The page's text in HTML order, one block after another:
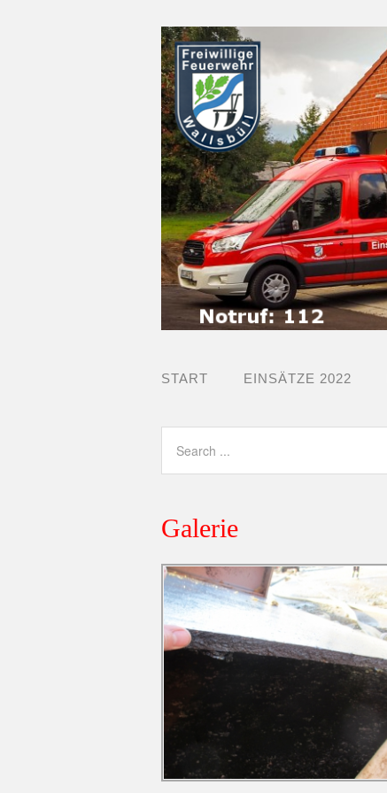
START EINSÄTZE 2022
Galerie